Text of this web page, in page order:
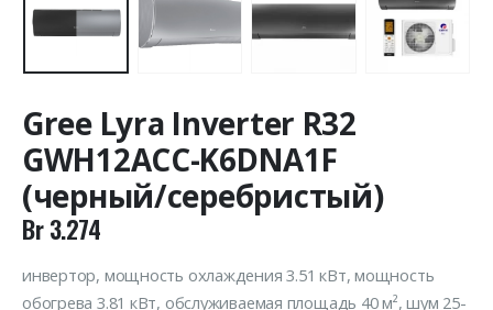
Gree Lyra Inverter R32
GWH12ACC-K6DNA1F
(черный/серебристый)
Br3.274
инвертор, мощность охлаждения 3.51 кВт, мощность
обогрева 3.81 кВт, обслуживаемая площадь 40 м², шум 25-